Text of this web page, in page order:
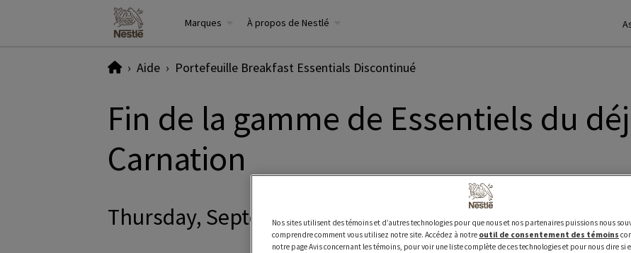
Marques À propos de Nestlé
Home
Aide Portefeuille Breakfast Essentials Discontinué
Fin de la gamme de Essentiels du
Carnation
Thursday, September 07, 2023Nos sites utilisent des témoins et d’autres technologies pour que nous et nos partenaires puissions nous
comprendre comment vous utilisez notre site. Accédez à notre outil de consentement des témoins
notre page Avis concernant les témoins, pour voir une liste complète de ces technologies et pour nous dire si